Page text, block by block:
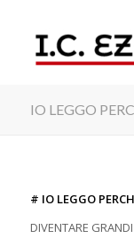
IO LEGGO
# IO LEGGO
DIVENTARE